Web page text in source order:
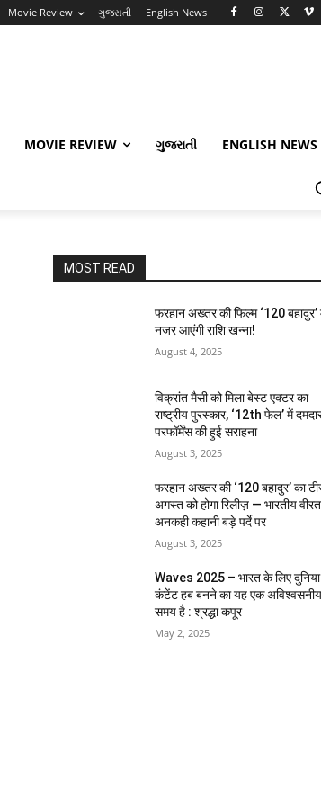
Movie Review ગુજરાતી English News
MOVIE REVIEW ગુજરાતી ENGLISH NEWS
MOST READ
फरहान अख्तर की फिल्म ‘120 बहादुर’
नजर आएंगी राशि खन्ना!
August 4, 2025
विक्रांत मैसी को मिला बेस्ट एक्टर का
राष्ट्रीय पुरस्कार, ‘12th फेल’ में
परफॉर्मेंस की हुई सराहना
August 3, 2025
फरहान अख्तर की ‘120 बहादुर’ का
अगस्त को होगा रिलीज़ — भारतीय
अनकही कहानी बड़े पर्दे पर
August 3, 2025
Waves 2025 – भारत के लिए
कंटेंट हब बनने का यह एक अविश्वसनीय
समय है : श्रद्धा कपूर
May 2, 2025